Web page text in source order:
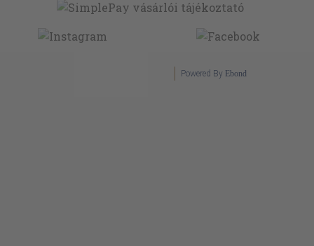
Powered By Ebond